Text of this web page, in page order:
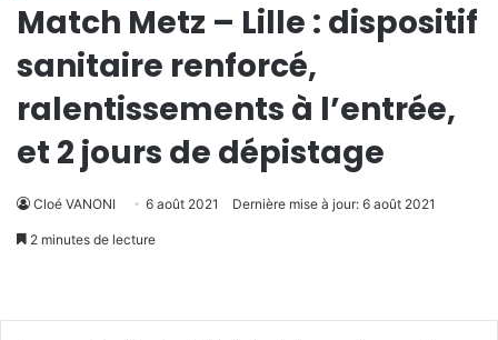
Match Metz – Lille : dispositif
sanitaire renforcé,
ralentissements à l’entrée,
et 2 jours de dépistage
Cloé VANONI 6 août 2021 Dernière mise à jour: 6 août 2021
2 minutes de lecture